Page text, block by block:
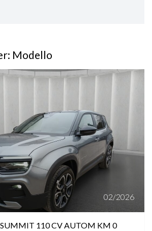
LANE ASSIST
PACK WINTER
ANTERIORE E POSTERIORE
ATTENZIONE DEL CONDUCENTE
SEGNALETICA STRADALE
SEDILE ELETTRICO
Modello
02/2026
110 CV AUTOM KM 0